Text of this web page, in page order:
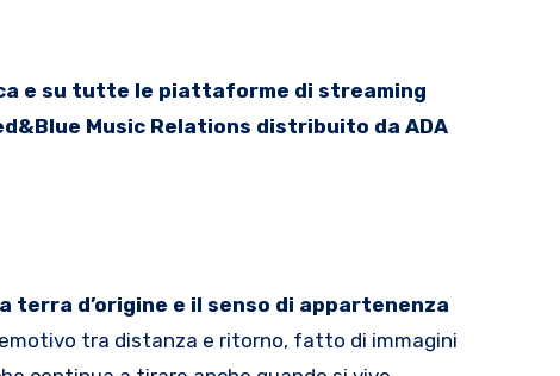
Music Relations distribuito da ADA
terra d’origine e il senso di appartenenza
tra distanza e ritorno, fatto di immagini